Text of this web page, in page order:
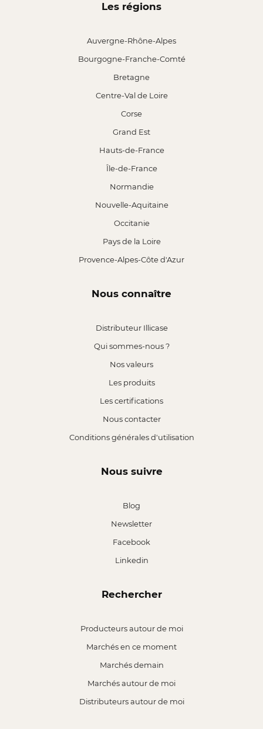
Les régions
Auvergne-Rhône-Alpes
Bourgogne-Franche-Comté
Bretagne
Centre-Val de Loire
Corse
Grand Est
Hauts-de-France
Île-de-France
Normandie
Nouvelle-Aquitaine
Occitanie
Pays de la Loire
Provence-Alpes-Côte d'Azur
Nous connaître
Distributeur Illicase
Qui sommes-nous ?
Nos valeurs
Les produits
Les certifications
Nous contacter
Conditions générales d'utilisation
Nous suivre
Blog
Newsletter
Facebook
Linkedin
Rechercher
Producteurs autour de moi
Marchés en ce moment
Marchés demain
Marchés autour de moi
Distributeurs autour de moi